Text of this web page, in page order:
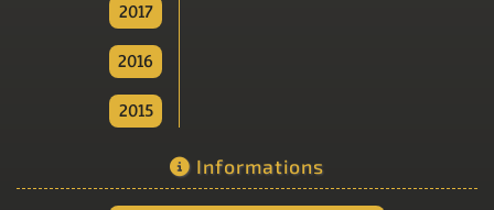
2017
2016
2015
Informations